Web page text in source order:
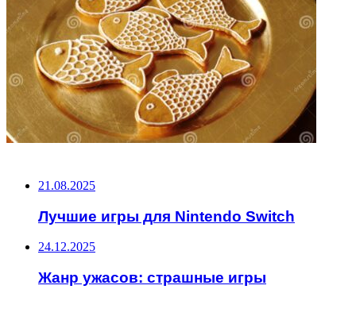
21.08.2025
Лучшие игры для Nintendo Switch
24.12.2025
Жанр ужасов: страшные игры